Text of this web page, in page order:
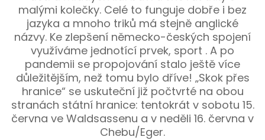
malými kolečky. Celé to funguje dobře i bez
jazyka a mnoho triků má stejně anglické
názvy. Ke zlepšení německo-českých spojení
využíváme jednotící prvek, sport . A po
pandemii se propojování stalo ještě více
důležitějším, než tomu bylo dříve! „Skok přes
hranice“ se uskuteční již počtvrté na obou
stranách státní hranice: tentokrát v sobotu 15.
června ve Waldsassenu a v neděli 16. června v
Chebu/Eger.